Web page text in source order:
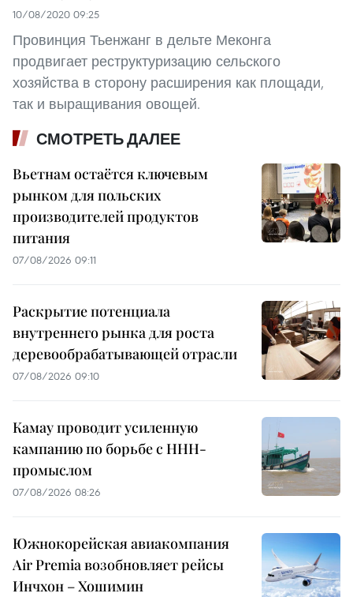
10/08/2020 09:25
Провинция Тьенжанг в дельте Меконга
продвигает реструктуризацию сельского
хозяйства в сторону расширения как площади,
так и выращивания овощей.
СМОТРЕТЬ ДАЛЕЕ
Вьетнам остаётся ключевым
рынком для польских
производителей продуктов
питания
07/08/2026 09:11
Раскрытие потенциала
внутреннего рынка для роста
деревообрабатывающей отрасли
07/08/2026 09:10
Камау проводит усиленную
кампанию по борьбе с ННН-
промыслом
07/08/2026 08:26
Южнокорейская авиакомпания
Air Premia возобновляет рейсы
Инчхон – Хошимин